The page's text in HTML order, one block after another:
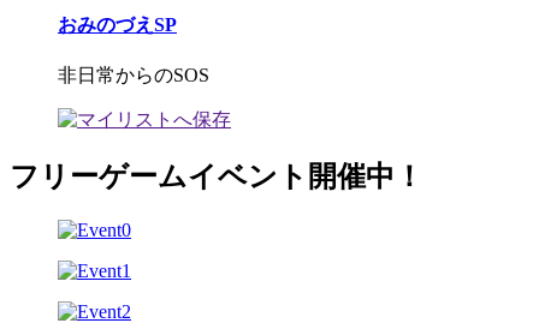
おみのづえSP
非日常からのSOS
フリーゲームイベント開催中！